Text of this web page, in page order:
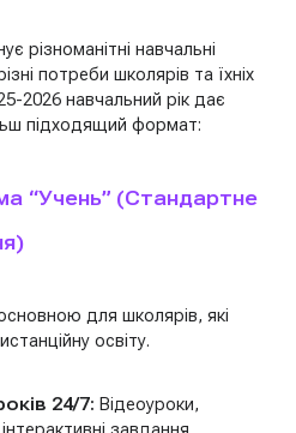
різноманітні навчальні
потреби школярів та їхніх
2026 навчальний рік дає
підходящий формат:
“Учень” (Стандартне
для школярів, які
освіту.
24/7: Відеоуроки,